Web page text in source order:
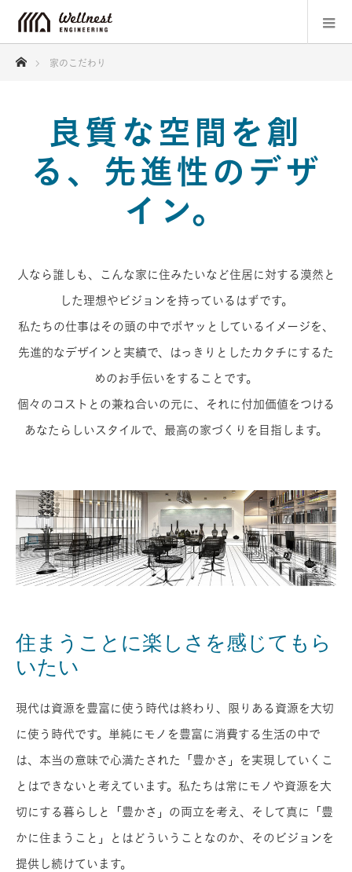
ホーム家のこだわり
良質な空間を創
る、先進性のデザ
イン。
人なら誰しも、こんな家に住みたいなど住居に対する漠然と
した理想やビジョンを持っているはずです。
私たちの仕事はその頭の中でボヤッとしているイメージを、
先進的なデザインと実績で、はっきりとしたカタチにするた
めのお手伝いをすることです。
個々のコストとの兼ね合いの元に、それに付加価値をつける
あなたらしいスタイルで、最高の家づくりを目指します。
住まうことに楽しさを感じてもら
いたい
現代は資源を豊富に使う時代は終わり、限りある資源を⼤切
に使う時代です。単純にモノを豊富に消費する生活の中で
は、本当の意味で心満たされた「豊かさ」を実現していくこ
とはできないと考えています。私たちは常にモノや資源を⼤
切にする暮らしと「豊かさ」の両⽴を考え、そして真に「豊
かに住まうこと」とはどういうことなのか、そのビジョンを
提供し続けています。